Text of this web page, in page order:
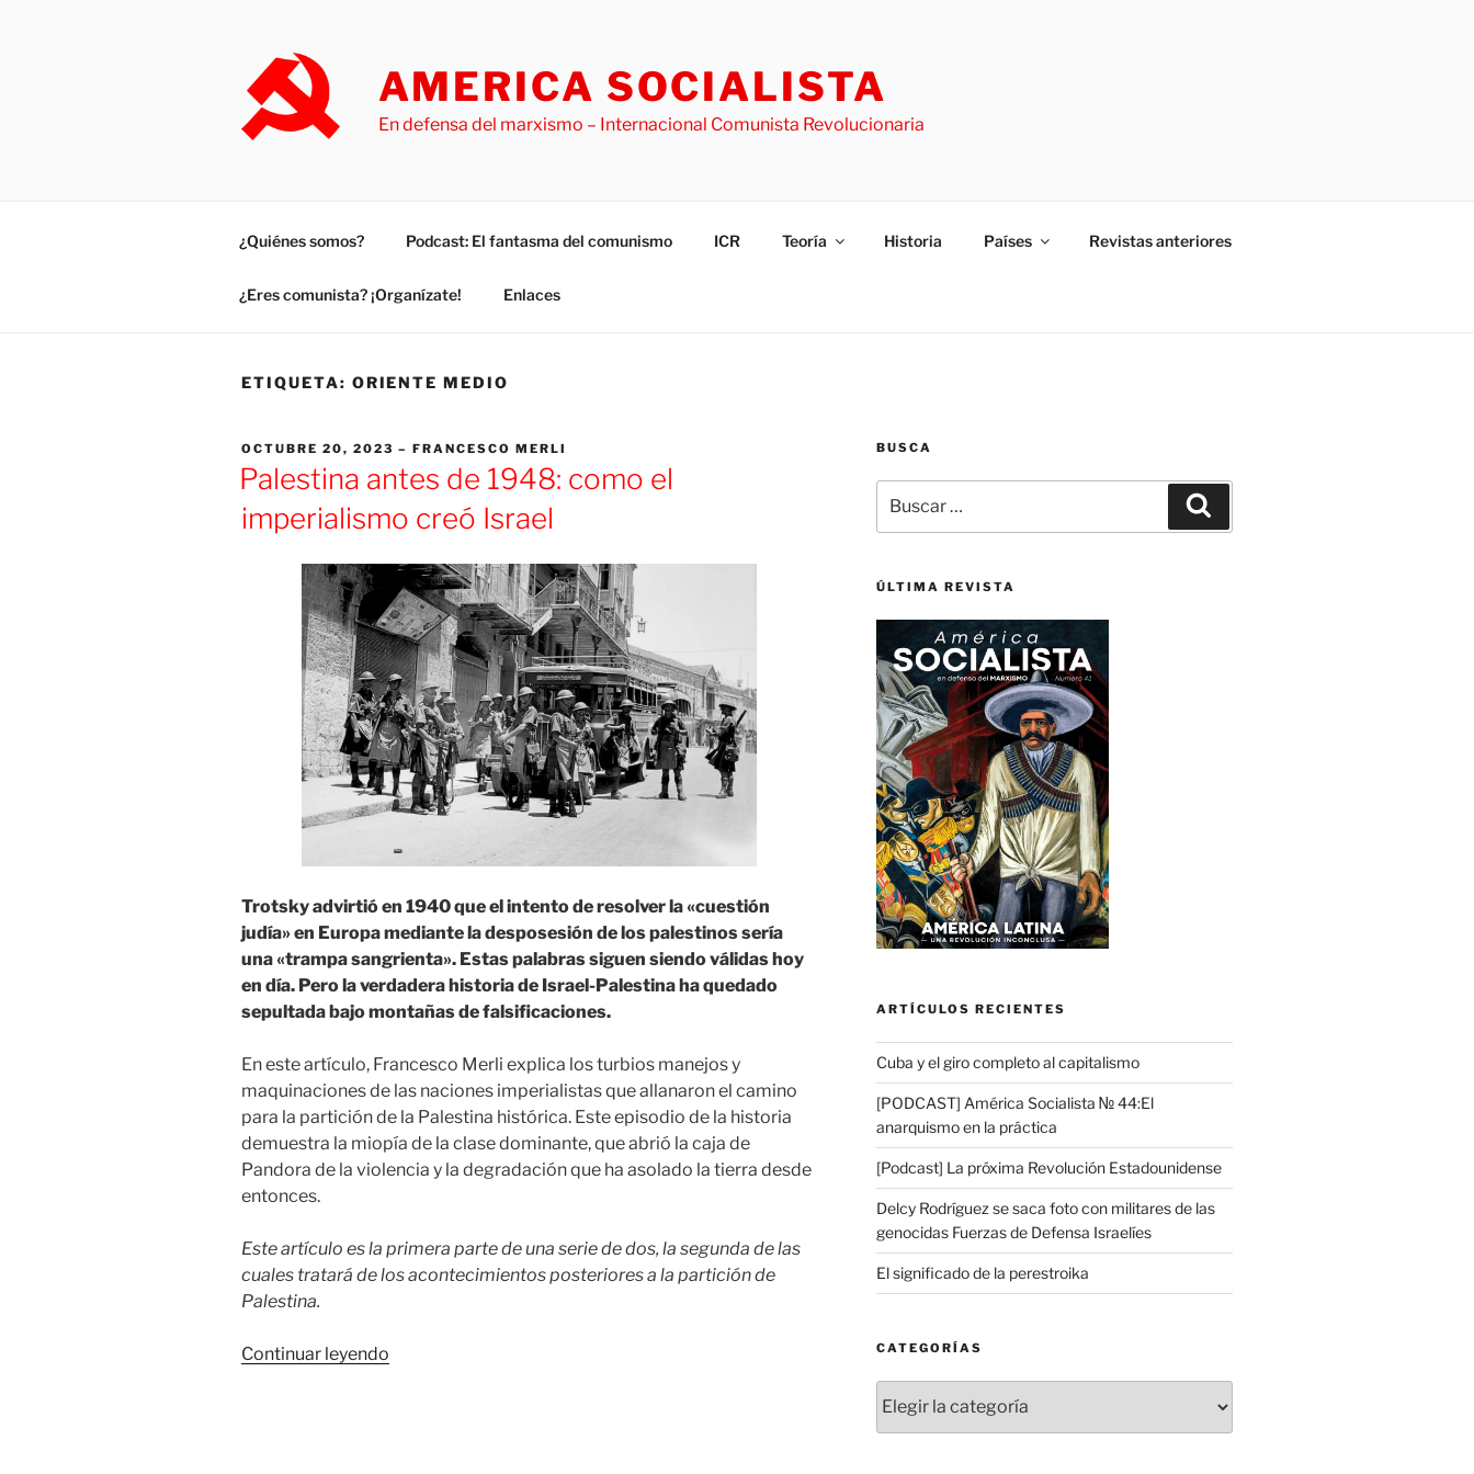
AMERICA SOCIALISTA
En defensa del marxismo – Internacional Comunista Revolucionaria
¿Quiénes somos? Podcast: El fantasma del comunismo ICR Teoría Historia Países Revistas anteriores
¿Eres comunista? ¡Organízate! Enlaces
ETIQUETA: ORIENTE MEDIO
PUBLICADO
EL
OCTUBRE 20, 2023 FRANCESCO MERLI
Palestina antes de 1948: como el
imperialismo creó Israel
Trotsky advirtió en 1940 que el intento de resolver la «cuestión
judía» en Europa mediante la desposesión de los palestinos sería
una «trampa sangrienta». Estas palabras siguen siendo válidas hoy
en día. Pero la verdadera historia de Israel-Palestina ha quedado
sepultada bajo montañas de falsificaciones.
En este artículo, Francesco Merli explica los turbios manejos y
maquinaciones de las naciones imperialistas que allanaron el camino
para la partición de la Palestina histórica. Este episodio de la historia
demuestra la miopía de la clase dominante, que abrió la caja de
Pandora de la violencia y la degradación que ha asolado la tierra desde
entonces.
Este artículo es la primera parte de una serie de dos, la segunda de las
cuales tratará de los acontecimientos posteriores a la partición de
Palestina.
Continuar leyendo
BUSCA
por:
ÚLTIMA REVISTA
ARTÍCULOS RECIENTES
Cuba y el giro completo al capitalismo
[PODCAST] América Socialista № 44:El
anarquismo en la práctica
[Podcast] La próxima Revolución Estadounidense
Delcy Rodríguez se saca foto con militares de las
genocidas Fuerzas de Defensa Israelíes
El significado de la perestroika
CATEGORÍAS